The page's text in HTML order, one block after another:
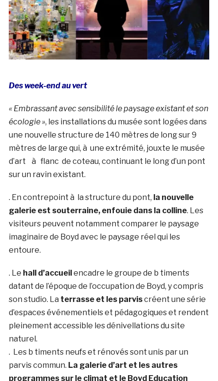
Des week-end au vert
« Embrassant avec sensibilité le paysage existant et son
écologie », l es installations du musée sont logées dans
une nouvelle structure de 140 mètres de long sur 9
mètres de large qui, à une extrémité, jouxte le musée
d’art à flanc de coteau, continuant le long d’un pont
sur un ravin existant.
. En contrepoint à la structure du pont, la nouvelle
galerie est souterraine, enfouie dans la colline. Les
visiteurs peuvent notamment comparer le paysage
imaginaire de Boyd avec le paysage réel qui les
entoure.
. Le hall d’accueil encadre le groupe de b timents
datant de l’époque de l’occupation de Boyd, y compris
son studio. La terrasse et les parviscréent une série
d’espaces événementiels et pédagogiques et rendent
pleinement accessible les dénivellations du site
naturel.
. Les b timents neufs et rénovés sont unis par un
parvis commun. La galerie d’art et les autres
programmes sur le climat et le Boyd Education